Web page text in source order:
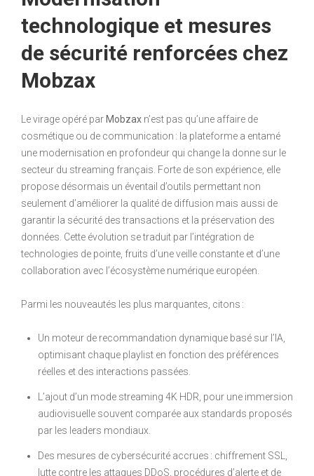
technologique et mesures
de sécurité renforcées chez
Mobzax
Le virage opéré par Mobzax n’est pas qu’une affaire de
cosmétique ou de communication : la plateforme a entamé
une modernisation en profondeur qui change la donne sur le
secteur du streaming français. Forte de son expérience, elle
propose désormais un éventail d’outils permettant non
seulement d’améliorer la qualité de diffusion mais aussi de
garantir la sécurité des transactions et la préservation des
données. Cette évolution se traduit par l’intégration de
technologies de pointe, fruits d’une veille constante et d’une
collaboration avec l’écosystème numérique européen.
Parmi les nouveautés les plus marquantes, citons :
Un moteur de recommandation dynamique basé sur l’IA,
optimisant chaque playlist en fonction des préférences
réelles et des interactions passées.
L’ajout d’un mode streaming 4K HDR, pour une immersion
audiovisuelle souvent comparée aux standards proposés
par les leaders mondiaux.
Des mesures de cybersécurité accrues : chiffrement SSL,
lutte contre les attaques DDoS, procédures d’alerte et de